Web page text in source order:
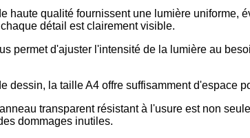
haute qualité fournissent une lumière uniforme,
détail est clairement visible.
permet d'ajuster l'intensité de la lumière au
dessin, la taille A4 offre suffisamment d'espace
transparent résistant à l'usure est non
dommages inutiles.